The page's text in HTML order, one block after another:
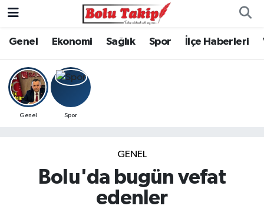
Genel Ekonomi Sağlık Spor İlçe Haberleri
Genel Spor
GENEL
Bolu'da bugün vefat
edenler